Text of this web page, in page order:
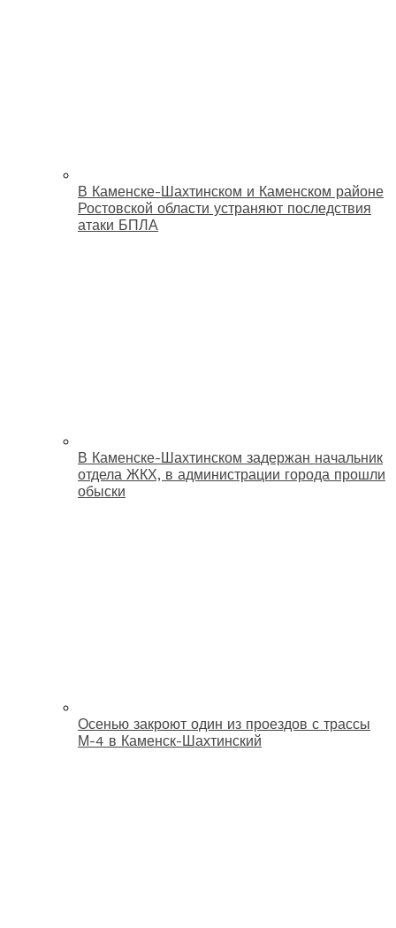
В Каменске-Шахтинском и Каменском районе
Ростовской области устраняют последствия
атаки БПЛА
В Каменске-Шахтинском задержан начальник
отдела ЖКХ, в администрации города прошли
обыски
Осенью закроют один из проездов с трассы
М-4 в Каменск-Шахтинский